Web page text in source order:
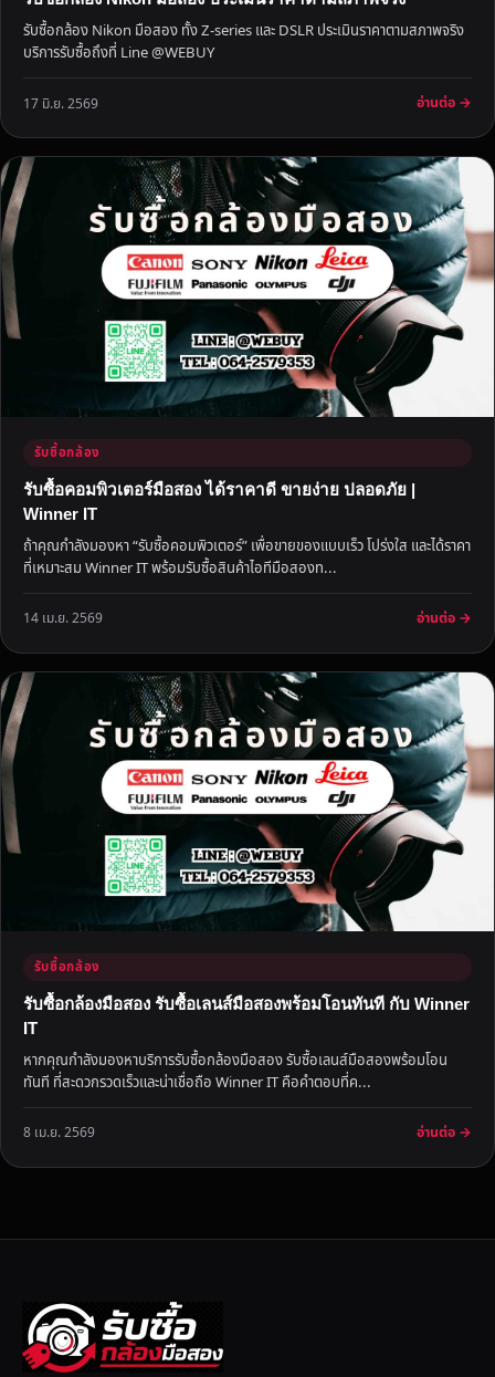
ล
ด
ย
ร
ค
รับซื้อกล้อง Nikon มือสอง ทั้ง Z-series และ DSLR ประเมินราคาตามสภาพจริง
บริการรับซื้อถึงที่ Line @WEBUY
17 มิ.ย. 2569 อ่านต่อ →
รับซื้อกล้อง
รับซื้อคอมพิวเตอร์มือสอง ได้ราคาดี ขายง่าย ปลอดภัย |
Winner IT
ถ้าคุณกำลังมองหา “รับซื้อคอมพิวเตอร์” เพื่อขายของแบบเร็ว โปร่งใส และได้ราคา
ที่เหมาะสม Winner IT พร้อมรับซื้อสินค้าไอทีมือสองท...
14 เม.ย. 2569 อ่านต่อ →
รับซื้อกล้อง
รับซื้อกล้องมือสอง รับซื้อเลนส์มือสองพร้อมโอนทันที กับ Winner
IT
หากคุณกำลังมองหาบริการรับซื้อกล้องมือสอง รับซื้อเลนส์มือสองพร้อมโอน
ทันที ที่สะดวกรวดเร็วและน่าเชื่อถือ Winner IT คือคำตอบที่ค...
8 เม.ย. 2569 อ่านต่อ →